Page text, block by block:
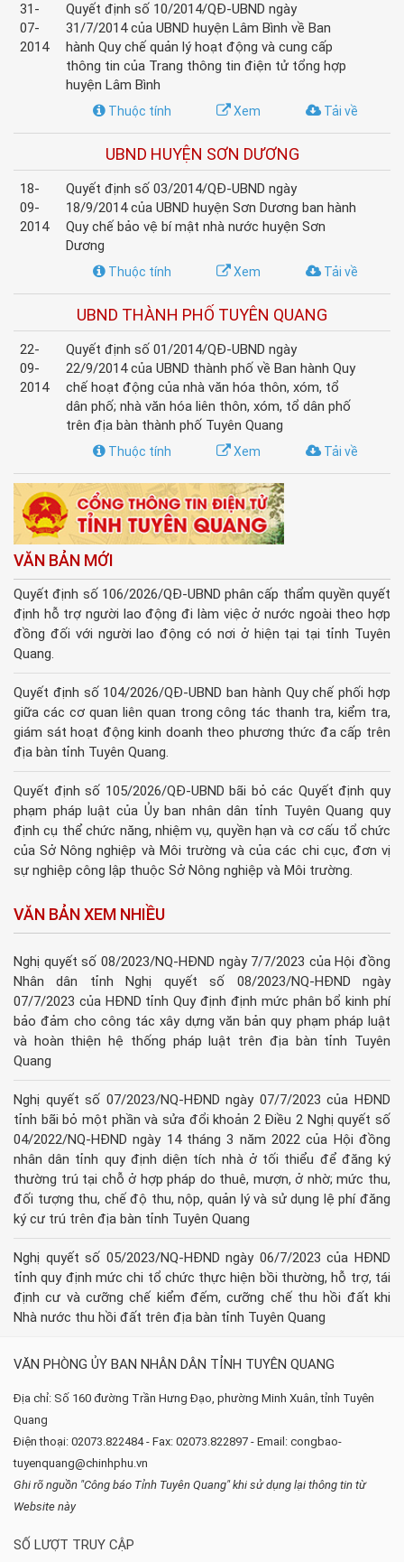
31-
07-
2014
Quyết định số 10/2014/QĐ-UBND ngày
31/7/2014 của UBND huyện Lâm Bình về Ban
hành Quy chế quản lý hoạt động và cung cấp
thông tin của Trang thông tin điện tử tổng hợp
huyện Lâm Bình
Tải về
Xem
Thuộc tính
UBND HUYỆN SƠN DƯƠNG
18-
09-
2014
Quyết định số 03/2014/QĐ-UBND ngày
18/9/2014 của UBND huyện Sơn Dương ban hành
Quy chế bảo vệ bí mật nhà nước huyện Sơn
Dương
Tải về
Xem
Thuộc tính
UBND THÀNH PHỐ TUYÊN QUANG
22-
09-
2014
Quyết định số 01/2014/QĐ-UBND ngày
22/9/2014 của UBND thành phố về Ban hành Quy
chế hoạt động của nhà văn hóa thôn, xóm, tổ
dân phố; nhà văn hóa liên thôn, xóm, tổ dân phố
trên địa bàn thành phố Tuyên Quang
Tải về
Xem
Thuộc tính
VĂN BẢN MỚI
Quyết định số 106/2026/QĐ-UBND phân cấp thẩm quyền quyết
định hỗ trợ người lao động đi làm việc ở nước ngoài theo hợp
đồng đối với người lao động có nơi ở hiện tại tại tỉnh Tuyên
Quang.
Quyết định số 104/2026/QĐ-UBND ban hành Quy chế phối hợp
giữa các cơ quan liên quan trong công tác thanh tra, kiểm tra,
giám sát hoạt động kinh doanh theo phương thức đa cấp trên
địa bàn tỉnh Tuyên Quang.
Quyết định số 105/2026/QĐ-UBND bãi bỏ các Quyết định quy
phạm pháp luật của Ủy ban nhân dân tỉnh Tuyên Quang quy
định cụ thể chức năng, nhiệm vụ, quyền hạn và cơ cấu tổ chức
của Sở Nông nghiệp và Môi trường và của các chi cục, đơn vị
sự nghiệp công lập thuộc Sở Nông nghiệp và Môi trường.
VĂN BẢN XEM NHIỀU
Nghị quyết số 08/2023/NQ-HĐND ngày 7/7/2023 của Hội đồng
Nhân dân tỉnh Nghị quyết số 08/2023/NQ-HĐND ngày
07/7/2023 của HĐND tỉnh Quy định định mức phân bổ kinh phí
bảo đảm cho công tác xây dựng văn bản quy phạm pháp luật
và hoàn thiện hệ thống pháp luật trên địa bàn tỉnh Tuyên
Quang
Nghị quyết số 07/2023/NQ-HĐND ngày 07/7/2023 của HĐND
tỉnh bãi bỏ một phần và sửa đổi khoản 2 Điều 2 Nghị quyết số
04/2022/NQ-HĐND ngày 14 tháng 3 năm 2022 của Hội đồng
nhân dân tỉnh quy định diện tích nhà ở tối thiểu để đăng ký
thường trú tại chỗ ở hợp pháp do thuê, mượn, ở nhờ; mức thu,
đối tượng thu, chế độ thu, nộp, quản lý và sử dụng lệ phí đăng
ký cư trú trên địa bàn tỉnh Tuyên Quang
Nghị quyết số 05/2023/NQ-HĐND ngày 06/7/2023 của HĐND
tỉnh quy định mức chi tổ chức thực hiện bồi thường, hỗ trợ, tái
định cư và cưỡng chế kiểm đếm, cưỡng chế thu hồi đất khi
Nhà nước thu hồi đất trên địa bàn tỉnh Tuyên Quang
VĂN PHÒNG ỦY BAN NHÂN DÂN TỈNH TUYÊN QUANG
Địa chỉ: Số 160 đường Trần Hưng Đạo, phường Minh Xuân, tỉnh Tuyên
Quang
Điện thoại: 02073.822484 - Fax: 02073.822897 - Email: congbao-
tuyenquang@chinhphu.vn
Ghi rõ nguồn "Công báo Tỉnh Tuyên Quang" khi sử dụng lại thông tin từ
Website này
SỐ LƯỢT TRUY CẬP